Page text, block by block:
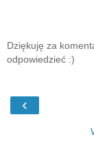
Dziękuję za
odpowiedzieć :)
‹